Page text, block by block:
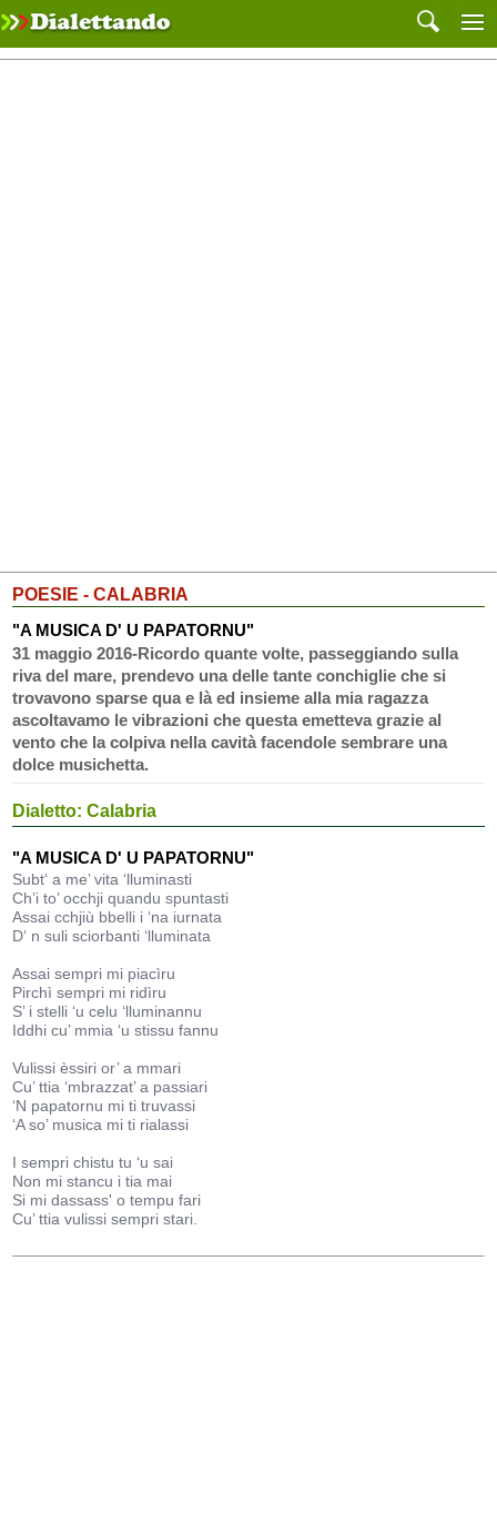
POESIE - CALABRIA
"A MUSICA D' U PAPATORNU"
31 maggio 2016-Ricordo quante volte, passeggiando sulla
riva del mare, prendevo una delle tante conchiglie che si
trovavono sparse qua e là ed insieme alla mia ragazza
ascoltavamo le vibrazioni che questa emetteva grazie al
vento che la colpiva nella cavità facendole sembrare una
dolce musichetta.
Dialetto: Calabria
"A MUSICA D' U PAPATORNU"
Subt‘ a me’ vita ‘lluminasti
Ch’i to’ occhji quandu spuntasti
Assai cchjiù bbelli i ‘na iurnata
D‘ n suli sciorbanti ‘lluminata
Assai sempri mi piacìru
Pirchì sempri mi ridìru
S’ i stelli ‘u celu ‘lluminannu
Iddhi cu’ mmia ‘u stissu fannu
Vulissi èssiri or’ a mmari
Cu’ ttia ‘mbrazzat’ a passiari
‘N papatornu mi ti truvassi
‘A so’ musica mi ti rialassi
I sempri chistu tu ‘u sai
Non mi stancu i tia mai
Si mi dassass' o tempu fari
Cu’ ttia vulissi sempri stari.